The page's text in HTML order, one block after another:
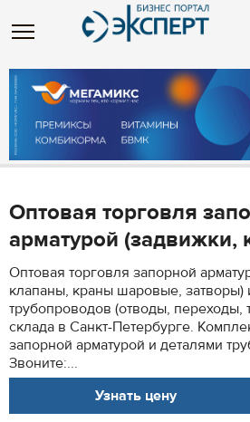
Оптовая торговля
арматурой (задвижки,
Оптовая торговля запорной
клапаны, краны шаровые, затворы)
трубопроводов (отводы,
склада в Санкт-Петербурге.
запорной арматурой и деталями
Звоните:...
Узнать цену